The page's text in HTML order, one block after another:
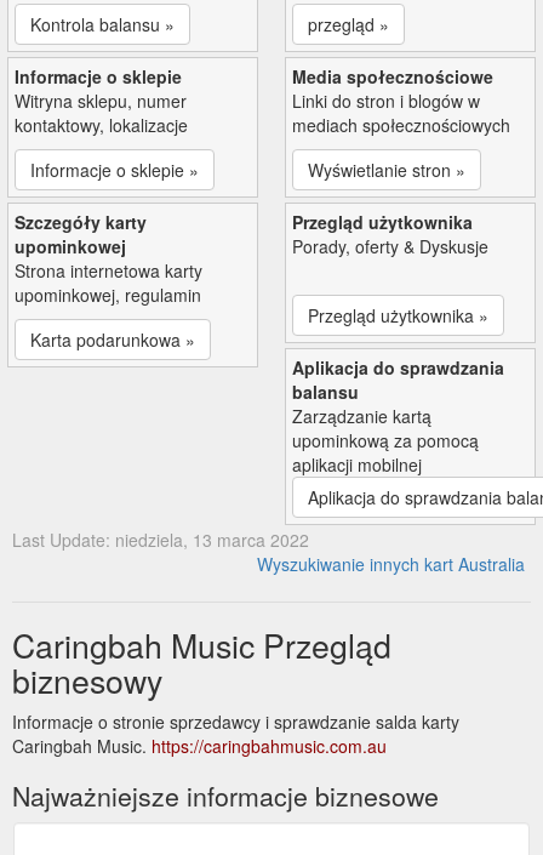
Kontrola balansu » przegląd »
Informacje o sklepie
Witryna sklepu, numer
kontaktowy, lokalizacje
Informacje o sklepie »
Media społecznościowe
Linki do stron i blogów w
mediach społecznościowych
Wyświetlanie stron »
Szczegóły karty
upominkowej
Strona internetowa karty
upominkowej, regulamin
Karta podarunkowa »
Przegląd użytkownika
Porady, oferty & Dyskusje
Przegląd użytkownika »
Aplikacja do sprawdzania
balansu
Zarządzanie kartą
upominkową za pomocą
aplikacji mobilnej
Aplikacja do sprawdzania
Last Update: niedziela, 13 marca 2022
Wyszukiwanie innych kart Australia
Caringbah Music Przegląd
biznesowy
Informacje o stronie sprzedawcy i sprawdzanie salda karty
Caringbah Music. https://caringbahmusic.com.au
Najważniejsze informacje biznesowe